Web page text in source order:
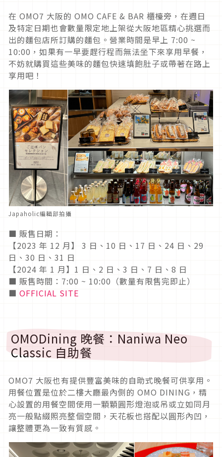
在 OMO7 大阪的 OMO CAFE & BAR 櫃檯旁，在週日
及特定日期也會數量限定地上架從大阪地區精心挑選而
出的麵包店所訂購的麵包。營業時間是早上 7:00 ~
10:00，如果有一早要趕行程而無法坐下來享用早餐，
不妨就購買這些美味的麵包快速填飽肚子或帶著在路上
享用吧！
Japaholic編輯部拍攝
■ 販售日期：
【2023 年 12 月】 3 日、10 日、17 日、24 日、29
日、30 日、31 日
【2024 年 1 月】1 日、2 日、3 日、7 日、8 日
■ 販售時間：7:00 ~ 10:00（數量有限售完即止）
■ OFFICIAL SITE
OMODining 晚餐：Naniwa Neo
Classic 自助餐
OMO7 大阪也有提供豐富美味的自助式晚餐可供享用。
用餐位置是位於二樓大廳最內側的 OMO DINING，精
心設置的用餐空間使用一顆顆圓形燈泡或吊或立如同月
亮一般點綴照亮整個空間，天花板也搭配以圓形內凹，
讓整體更為一致有質感。